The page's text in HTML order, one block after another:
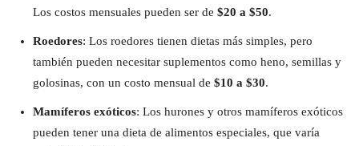
Los costos mensuales pueden ser de $20 a $50.
Roedores: Los roedores tienen dietas más simples, pero
también pueden necesitar suplementos como heno, semillas y
golosinas, con un costo mensual de $10 a $30.
Mamíferos exóticos: Los hurones y otros mamíferos exóticos
pueden tener una dieta de alimentos especiales, que varía